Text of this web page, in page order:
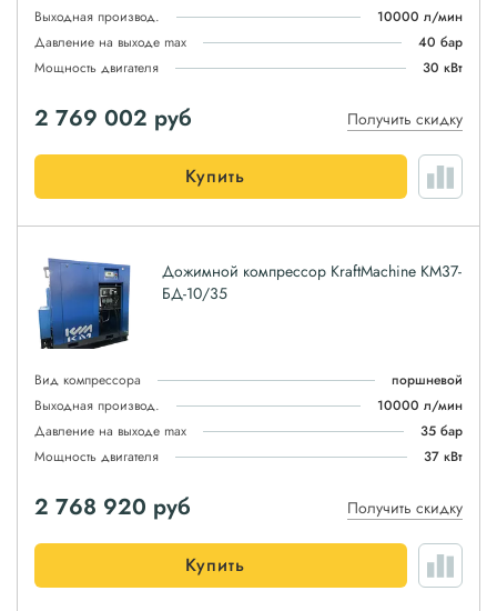
Выходная производ.
10000 л/мин
Давление на выходе max
40 бар
Мощность двигателя
30 кВт
2 769 002 руб Получить скидку
Купить
Дожимной компрессор KraftMachine КМ37-
БД-10/35
Вид компрессора
поршневой
Выходная производ.
10000 л/мин
Давление на выходе max
35 бар
Мощность двигателя
37 кВт
2 768 920 руб Получить скидку
Купить